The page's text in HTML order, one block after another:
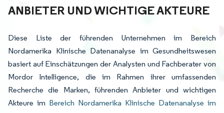
ANBIETER UND WICHTIGE AKTEURE
Diese Liste der führenden Unternehmen im Bereich
Nordamerika Klinische Datenanalyse im Gesundheitswesen
basiert auf Einschätzungen der Analysten und Fachberater von
Mordor Intelligence, die im Rahmen ihrer umfassenden
Recherche die Marken, führenden Anbieter und wichtigen
Akteure im Bereich Nordamerika Klinische Datenanalyse im